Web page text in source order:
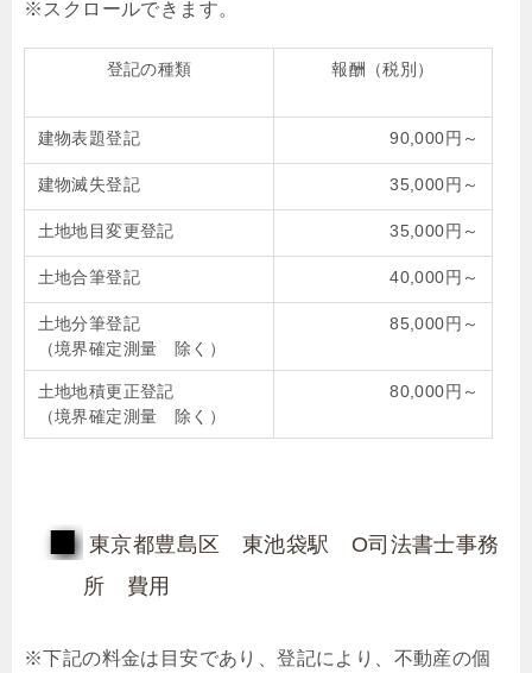
登記の種類 報酬（税別）
建物表題登記 90,000円～
建物滅失登記 35,000円～
土地地目変更登記 35,000円～
土地合筆登記 40,000円～
土地分筆登記
（境界確定測量 除く）
85,000円～
土地地積更正登記
（境界確定測量 除く）
80,000円～
東京都豊島区 東池袋駅 O司法書士事務
所 費用
※下記の料金は目安であり、登記により、不動産の個